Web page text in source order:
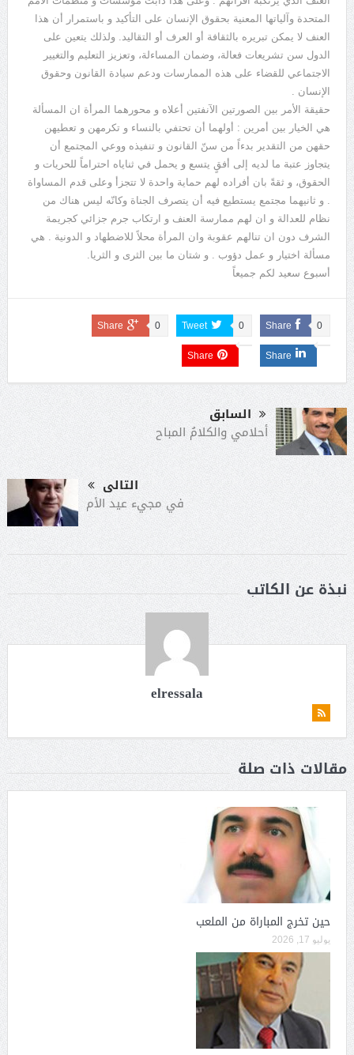
المتحدة وآلياتها المعنية بحقوق الإنسان على التأكيد و باستمرار أن هذا
العنف لا يمكن تبريره بالثقافة أو العرف أو التقاليد. ولذلك يتعين على
الدول سن تشريعات فعالة، وضمان المساءلة، وتعزيز التعليم والتغيير
الاجتماعي للقضاء على هذه الممارسات ودعم سيادة القانون وحقوق
الإنسان .
حقيقة الأمر بين الصورتين الآنفتين أعلاه و محورهما المرأة ان المسألة
هي الخيار بين أمرين : أولهما أن تحتفي بالنساء و تكرمهن و تعطيهن
حقهن من التقدير بدءاً من سنّ القانون و تنفيذه ووعي المجتمع أن
يتجاوز عتبة ما لديه إلى أفقٍ يتسع و يحمل في ثناياه احتراماً للحريات و
الحقوق، و ثقةً بان أفراده لهم حماية واحدة لا تتجزأ وعلى قدم المساواة
. و ثانيهما مجتمع يستطيع فيه أن يتصرف الجناة وكانّه ليس هناك من
نظام للعدالة و ان لهم ممارسة العنف و ارتكاب جرم جزائي كجريمة
الشرف دون ان تنالهم عقوبة وان المرأة محلاً للاضطهاد و الدونية . هي
مسألة اختيار و عمل دؤوب . و شتان ما بين الثرى و الثريا.
أسبوع سعيد لكم جميعاً
Share 0
Tweet 0
Share 0
Share
Share
السابق
أحلامي والكلامُ المباح
التالى
في مجيء عيد الأم
نبذة عن الكاتب
elressala
مقالات ذات صلة
حين تخرج المباراة من الملعب
يوليو 17, 2026